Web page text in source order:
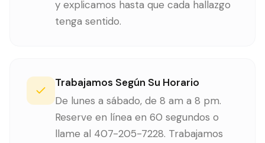
y explicamos hasta que cada hallazgo
tenga sentido.
Trabajamos Según Su Horario
De lunes a sábado, de 8 am a 8 pm.
Reserve en línea en 60 segundos o
llame al 407-205-7228. Trabajamos